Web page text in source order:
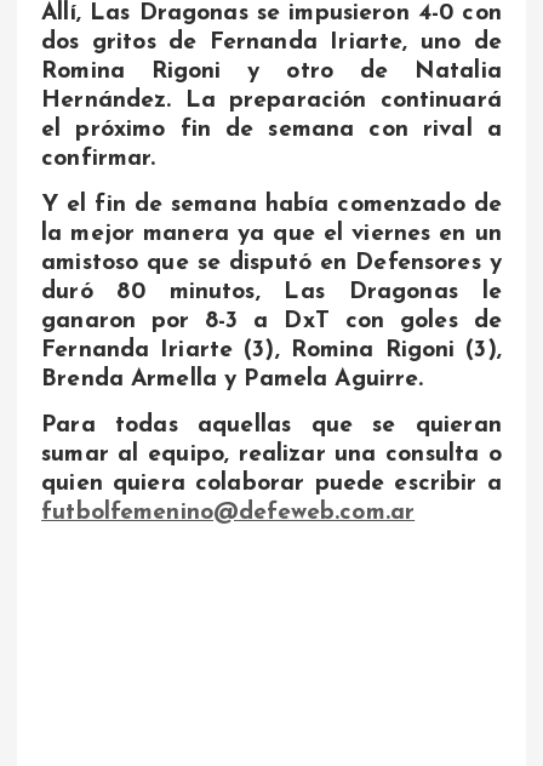
Allí, Las Dragonas se impusieron 4-0 con
dos gritos de Fernanda Iriarte, uno de
Romina Rigoni y otro de Natalia
Hernández. La preparación continuará
el próximo fin de semana con rival a
confirmar.
Y el fin de semana había comenzado de
la mejor manera ya que el viernes en un
amistoso que se disputó en Defensores y
duró 80 minutos, Las Dragonas le
ganaron por 8-3 a DxT con goles de
Fernanda Iriarte (3), Romina Rigoni (3),
Brenda Armella y Pamela Aguirre.
Para todas aquellas que se quieran
sumar al equipo, realizar una consulta o
quien quiera colaborar puede escribir a
futbolfemenino@defeweb.com.ar